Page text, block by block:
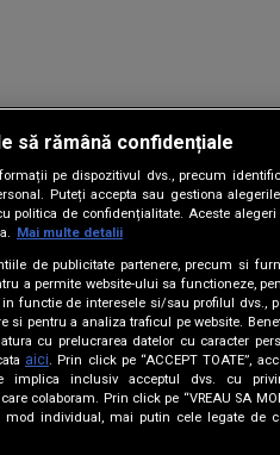
Gestionați preferințele|Termeni
să rămână confidențiale
pe dispozitivul dvs., precum
Puteți accepta sau gestiona
politica de confidențialitate. Aceste alegeri
Mai multe detalii
de publicitate partenere, precum si
a permite website-ului sa functioneze,
functie de interesele si/sau profilul dvs.,
si pentru a analiza traficul pe website.
cu prelucrarea datelor cu caracter
aici. Prin click pe “ACCEPT TOATE”,
implica inclusiv acceptul dvs. cu
colaboram. Prin click pe “VREAU SA
mod individual, mai putin cele legate de